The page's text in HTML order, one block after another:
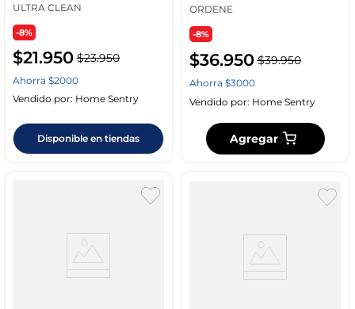
ULTRA CLEAN
-8%
$21.950 $23.950
Ahorra $2000
Vendido por: Home Sentry
Disponible en tiendas
ORDENE
-8%
$36.950 $39.950
Ahorra $3000
Vendido por: Home Sentry
Agregar